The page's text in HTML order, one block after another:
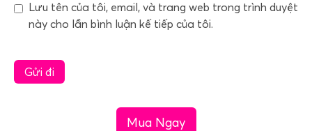
Lưu tên của tôi, email, và trang web trong trình duyệt
này cho lần bình luận kế tiếp của tôi.
Mua Ngay